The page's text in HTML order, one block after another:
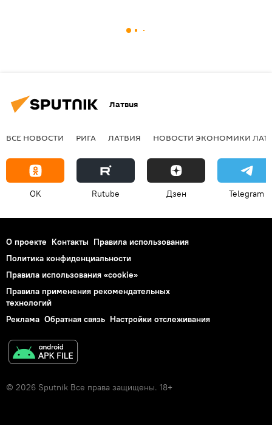
Латвия
ВСЕ НОВОСТИ РИГА ЛАТВИЯ НОВОСТИ ЭКОНОМИКИ
OK Rutube Дзен Telegram
О проекте Контакты Правила использования
Политика конфиденциальности
Правила использования «cookie»
Правила применения рекомендательных
технологий
Реклама Обратная связь Настройки отслеживания
© 2026 Sputnik Все права защищены. 18+